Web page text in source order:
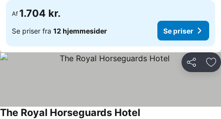
Af 1.704 kr.
Se priser fra 12 hjemmesider Se priser
Del
The Royal Horseguards Hotel